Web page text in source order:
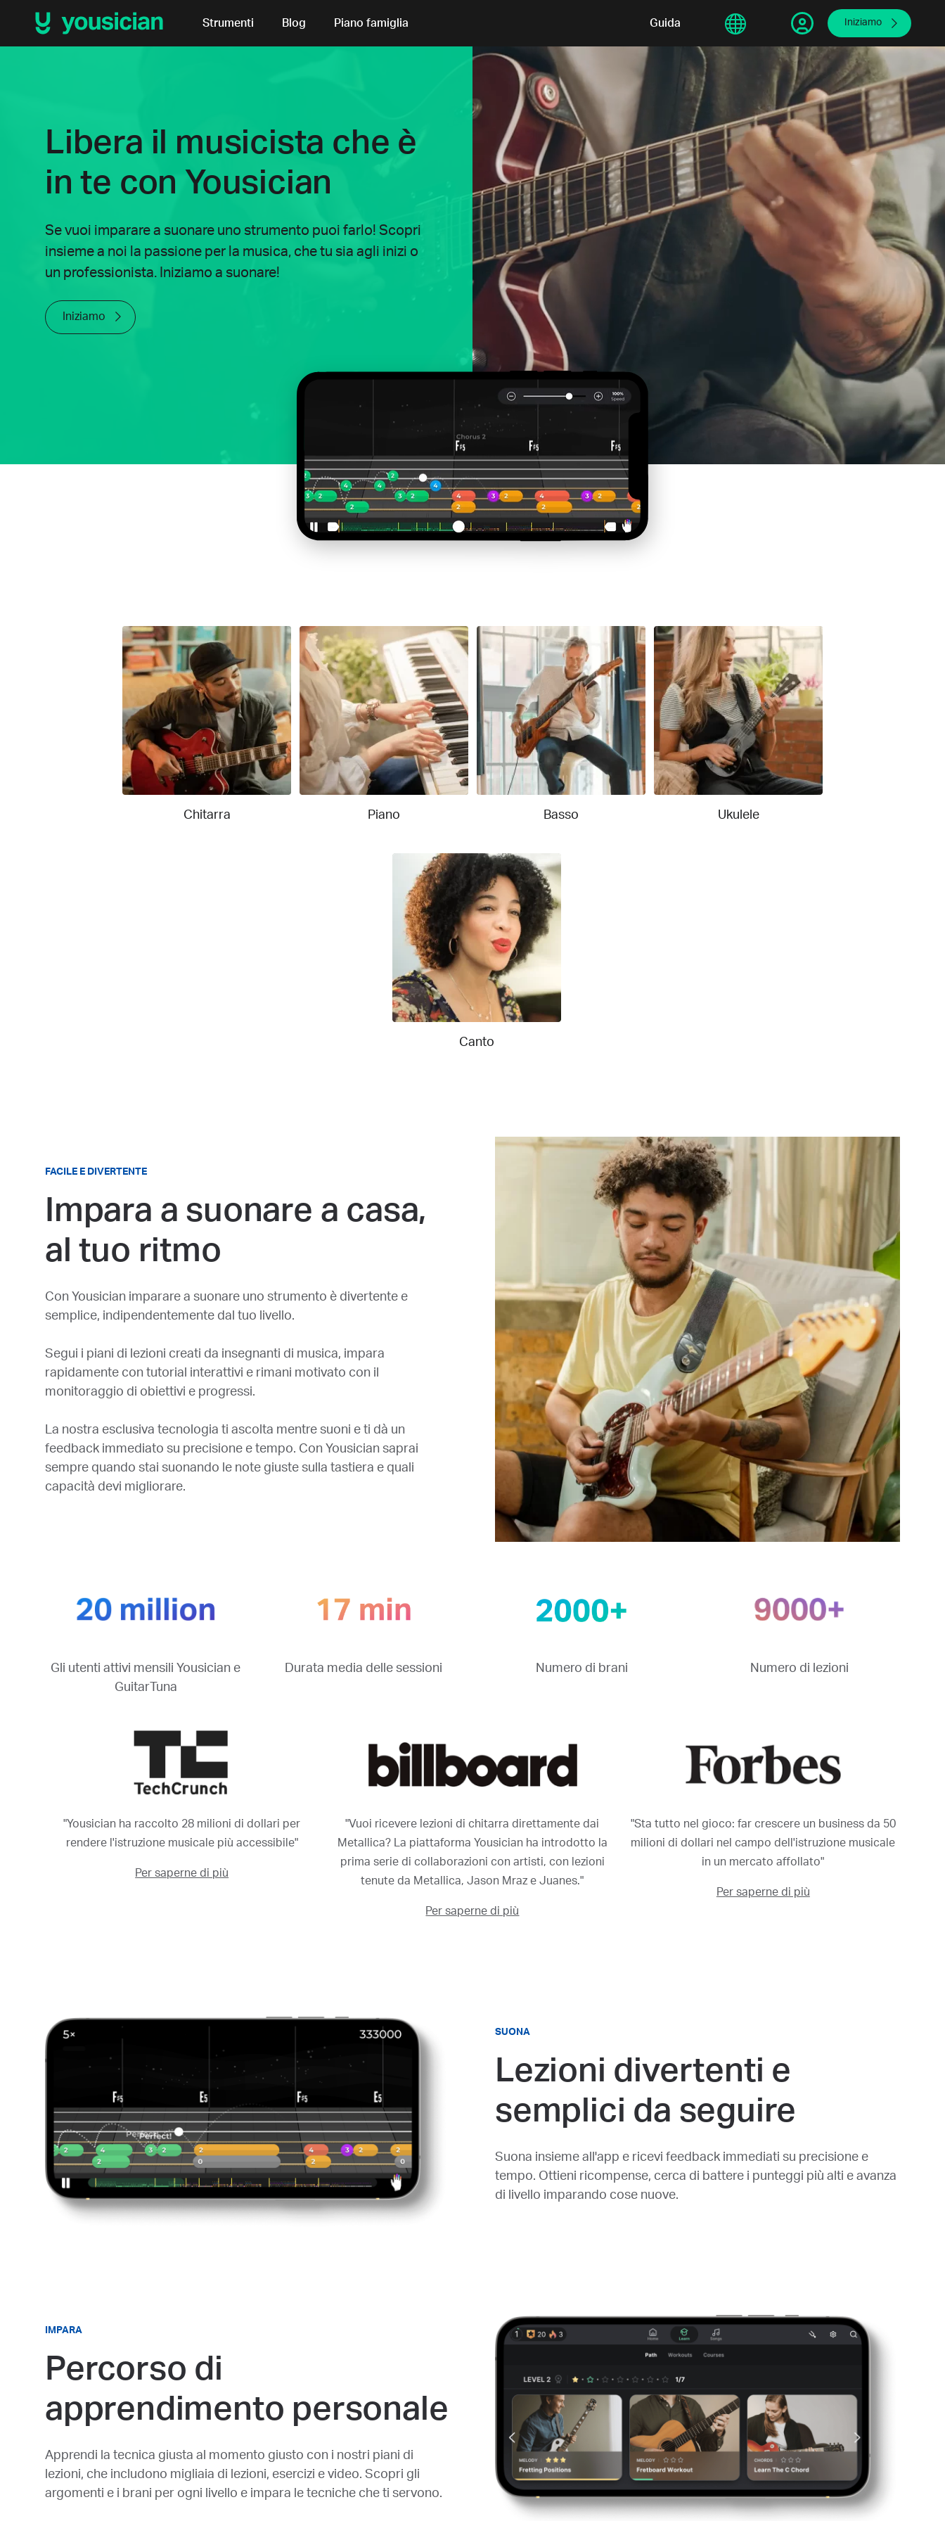
Strumenti Blog Piano famiglia Guida sphere
繁體中文 Iniziamo
Libera il musicista che è
in te con Yousician
Se vuoi imparare a suonare uno strumento puoi farlo! Scopri
insieme a noi la passione per la musica, che tu sia agli inizi o
un professionista. Iniziamo a suonare!
Iniziamo
Chitarra Piano Basso Ukulele
Canto
FACILE E DIVERTENTE
Impara a suonare a casa,
al tuo ritmo
Con Yousician imparare a suonare uno strumento è divertente e
semplice, indipendentemente dal tuo livello.
Segui i piani di lezioni creati da insegnanti di musica, impara
rapidamente con tutorial interattivi e rimani motivato con il
monitoraggio di obiettivi e progressi.
La nostra esclusiva tecnologia ti ascolta mentre suoni e ti dà un
feedback immediato su precisione e tempo. Con Yousician saprai
sempre quando stai suonando le note giuste sulla tastiera e quali
capacità devi migliorare.
Gli utenti attivi mensili Yousician e
GuitarTuna
Durata media delle sessioni Numero di brani Numero di lezioni
"Yousician ha raccolto 28 milioni di dollari per
rendere l'istruzione musicale più accessibile"
Per saperne di più
"Vuoi ricevere lezioni di chitarra direttamente dai
Metallica? La piattaforma Yousician ha introdotto la
prima serie di collaborazioni con artisti, con lezioni
tenute da Metallica, Jason Mraz e Juanes."
Per saperne di più
"Sta tutto nel gioco: far crescere un business da 50
milioni di dollari nel campo dell'istruzione musicale
in un mercato affollato"
Per saperne di più
SUONA
Lezioni divertenti e
semplici da seguire
Suona insieme all'app e ricevi feedback immediati su precisione e
tempo. Ottieni ricompense, cerca di battere i punteggi più alti e avanza
di livello imparando cose nuove.
IMPARA
Percorso di
apprendimento personale
Apprendi la tecnica giusta al momento giusto con i nostri piani di
lezioni, che includono migliaia di lezioni, esercizi e video. Scopri gli
argomenti e i brani per ogni livello e impara le tecniche che ti servono.